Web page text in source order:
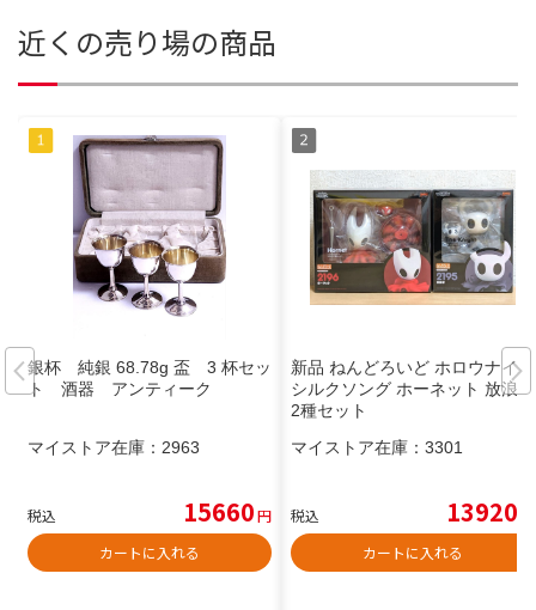
近くの売り場の商品
銀杯 純銀 68.78g 盃 3 杯セッ
ト 酒器 アンティーク
マイストア在庫： 2963
税込 15660円
カートに入れる
新品 ねんどろいど ホロウナイト
シルクソング ホーネット 放浪者
2種セット
マイストア在庫： 3301
税込 13920
カートに入れる